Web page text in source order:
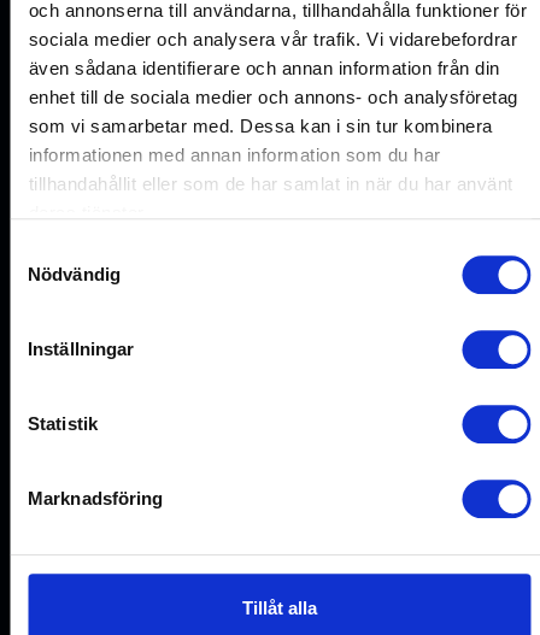
och annonserna till användarna, tillhandahålla funktioner för
sociala medier och analysera vår trafik. Vi vidarebefordrar
även sådana identifierare och annan information från din
enhet till de sociala medier och annons- och analysföretag
som vi samarbetar med. Dessa kan i sin tur kombinera
informationen med annan information som du har
tillhandahållit eller som de har samlat in när du har använt
Nödvändig
Inställningar
Statistik
Marknadsföring
Tillåt alla